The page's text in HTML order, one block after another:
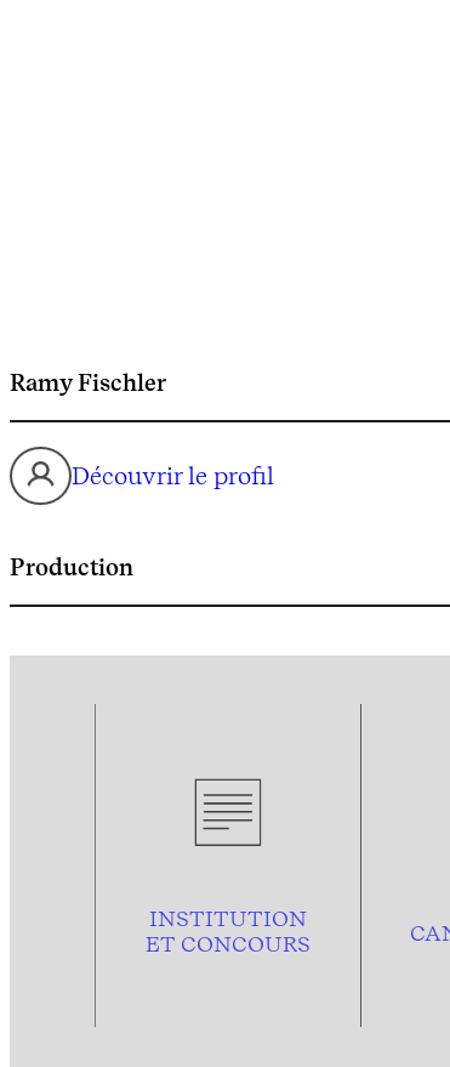
Ramy Fischler
Découvrir le profil
Production
INSTITUTION
ET CONCOURS